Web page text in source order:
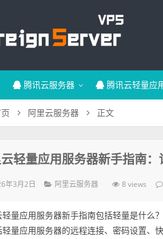
腾讯云服务器 腾讯云轻量应
阿里云服务器 正文
轻量应用服务器新手指南
年3月2日 阿里云服务器 8 views
轻量应用服务器新手指南包括轻量是什么
轻量应用服务器的远程连接、密码设置、